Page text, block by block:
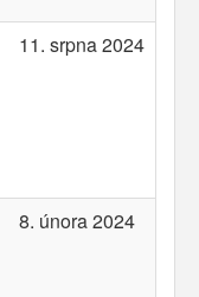
11. srpna 2024
8. února 2024